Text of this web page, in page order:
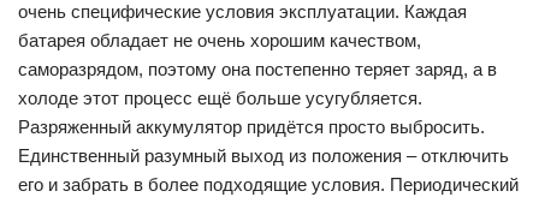
очень специфические условия эксплуатации. Каждая
батарея обладает не очень хорошим качеством,
саморазрядом, поэтому она постепенно теряет заряд, а в
холоде этот процесс ещё больше усугубляется.
Разряженный аккумулятор придётся просто выбросить.
Единственный разумный выход из положения – отключить
его и забрать в более подходящие условия. Периодический